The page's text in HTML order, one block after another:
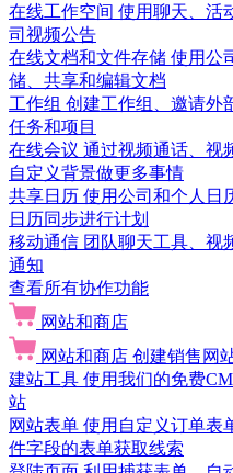
在线工作空间 使用聊天、活
司视频公告
在线文档和文件存储 使用公
储、共享和编辑文档
工作组 创建工作组、邀请外
任务和项目
在线会议 通过视频通话、视
自定义背景做更多事情
共享日历 使用公司和个人日
日历同步进行计划
移动通信 团队聊天工具、视
通知
查看所有协作功能
网站和商店
网站和商店 创建销售网
建站工具 使用我们的免费
站
网站表单 使用自定义订单表
件字段的表单获取线索